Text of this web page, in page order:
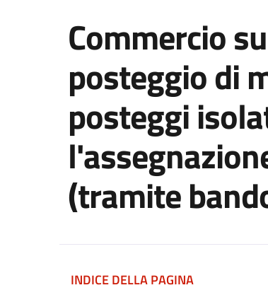
Commercio
posteggio di
posteggi
(tramite
INDICE DELLA PAGINA